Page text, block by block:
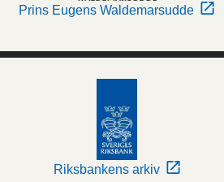
Prins Eugens Waldemarsudde
Riksbankens arkiv